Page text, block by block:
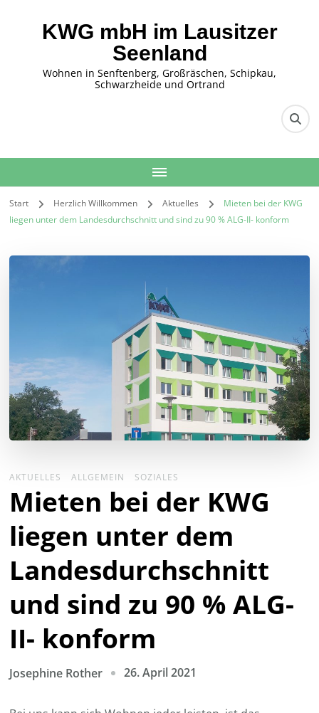
KWG mbH im Lausitzer
Seenland
Wohnen in Senftenberg, Großräschen, Schipkau,
Schwarzheide und Ortrand
Start Herzlich Willkommen Aktuelles
Mieten bei der KWG
liegen unter dem Landesdurchschnitt und sind zu 90 % ALG-II- konform
AKTUELLES ALLGEMEIN SOZIALES
Mieten bei der KWG
liegen unter dem
Landesdurchschnitt
und sind zu 90 % ALG-
II- konform
Josephine Rother 26. April 2021